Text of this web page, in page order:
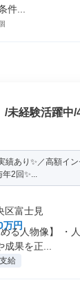
件...
/未経験活躍
績あり✨／高額イ
年2回✨...
区富士見
万円
る人物像】 ・
果を正...
給